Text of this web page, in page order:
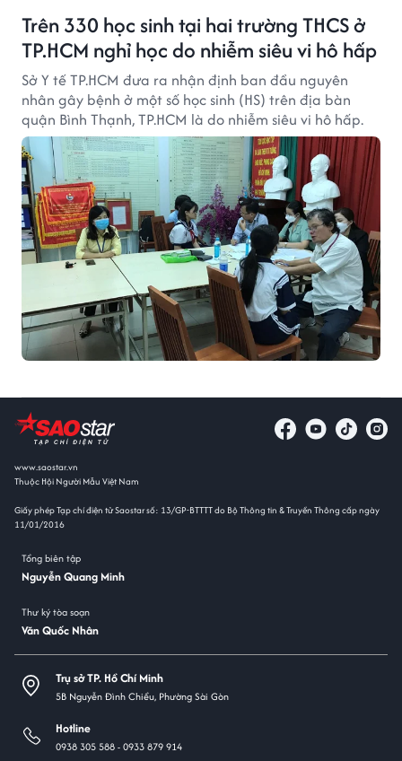
Trên 330 học sinh tại hai trường THCS ở
TP.HCM nghỉ học do nhiễm siêu vi hô hấp
Sở Y tế TP.HCM đưa ra nhận định ban đầu nguyên
nhân gây bệnh ở một số học sinh (HS) trên địa bàn
quận Bình Thạnh, TP.HCM là do nhiễm siêu vi hô hấp.
www.saostar.vn
Thuộc Hội Người Mẫu Việt Nam
Giấy phép Tạp chí điện tử Saostar số: 13/GP-BTTTT do Bộ Thông tin & Truyền Thông cấp ngày
11/01/2016
Tổng biên tập
Nguyễn Quang Minh
Thư ký tòa soạn
Văn Quốc Nhân
Trụ sở TP. Hồ Chí Minh
5B Nguyễn Đình Chiểu, Phường Sài Gòn
Hotline
0938 305 588 -0933 879 914